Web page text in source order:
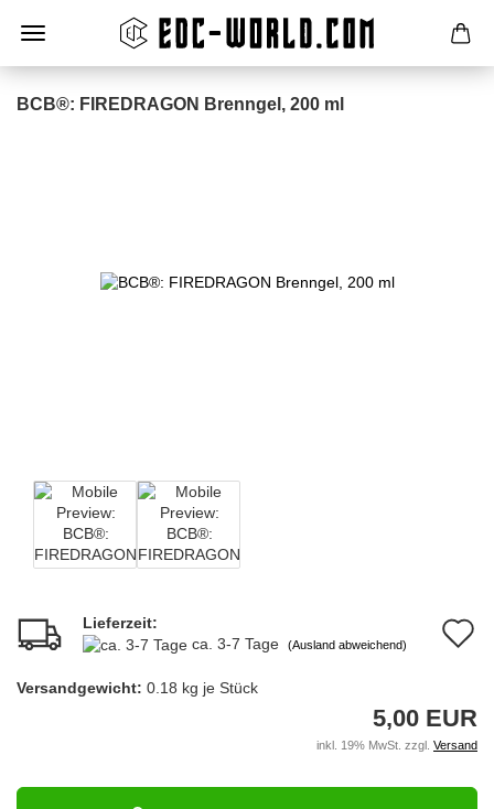
BCB®: FIREDRAGON Brenngel, 200 ml
Lieferzeit:
ca. 3-7 Tage
(Ausland abweichend)
Versandgewicht: 0.18 kg je Stück
5,00 EUR
inkl. 19% MwSt. zzgl. Versand